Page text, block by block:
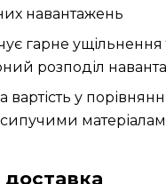
навантажень
гарне ущільнення
розподіл
вартість у